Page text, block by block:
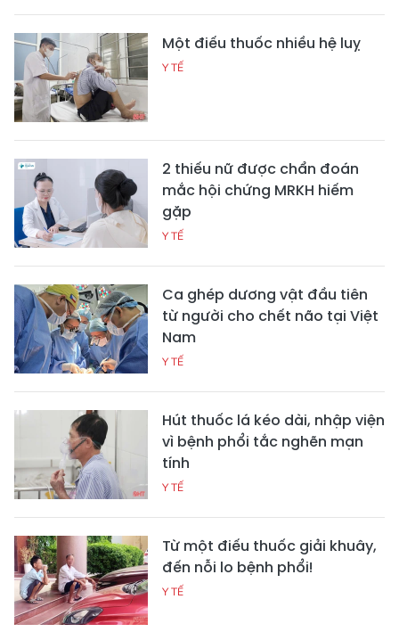
Một điếu thuốc nhiều hệ luỵ
Y TẾ
2 thiếu nữ được chẩn đoán
mắc hội chứng MRKH hiếm
gặp
Y TẾ
Ca ghép dương vật đầu tiên
từ người cho chết não tại Việt
Nam
Y TẾ
Hút thuốc lá kéo dài, nhập viện
vì bệnh phổi tắc nghẽn mạn
tính
Y TẾ
Từ một điếu thuốc giải khuây,
đến nỗi lo bệnh phổi!
Y TẾ